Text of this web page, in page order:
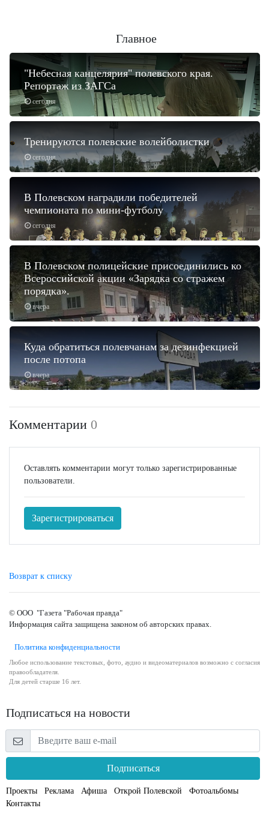
Главное
сегодня
"Небесная канцелярия" полевского края.
Репортаж из ЗАГСа
сегодня
Тренируются полевские волейболистки
сегодня
В Полевском наградили победителей
чемпионата по мини-футболу
вчера
В Полевском полицейские присоединились ко
Всероссийской акции «Зарядка со стражем
порядка».
вчера
Куда обратиться полевчанам за дезинфекцией
после потопа
Комментарии 0
Оставлять комментарии могут только зарегистрированные
пользователи.
Зарегистрироваться
Возврат к списку
© ООО "Газета "Рабочая правда"
Информация сайта защищена законом об авторских правах.
Политика конфиденциальности
Любое использование текстовых, фото, аудио и видеоматериалов возможно с согласия
правообладателя.
Для детей старше 16 лет.
Подписаться на новости
Подписаться
Проекты Реклама Афиша Открой Полевской
Фотоальбомы
Контакты